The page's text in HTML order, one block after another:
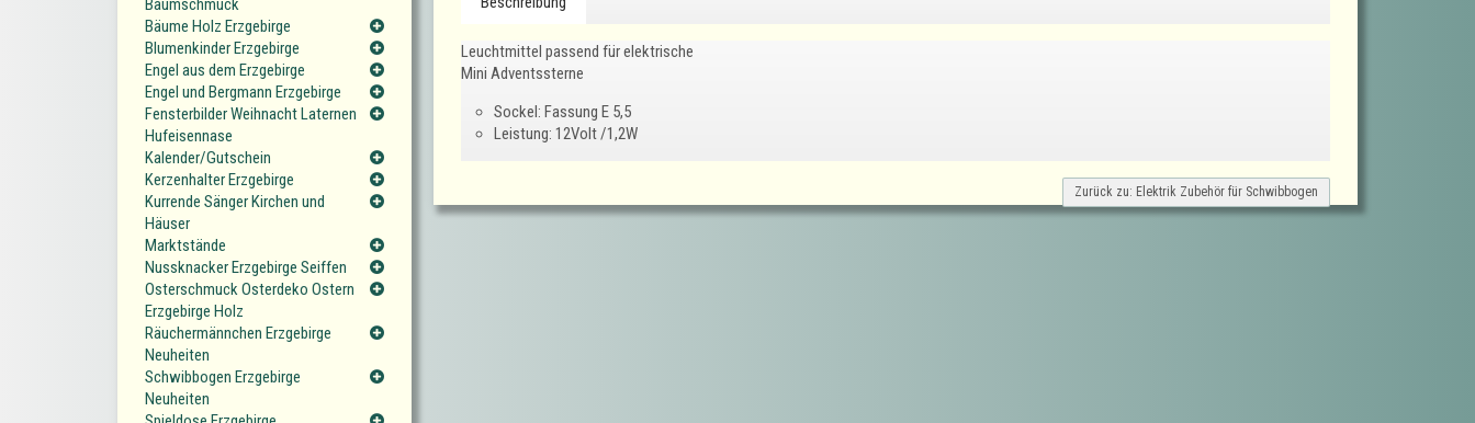
Leuchtmittel passend für elektrische
Mini Adventssterne
Sockel: Fassung E 5,5
Leistung: 12Volt /1,2W
Zurück zu: Elektrik Zubehör für Schwibbogen
Baumschmuck
Bäume Holz Erzgebirge
Blumenkinder Erzgebirge
Engel aus dem Erzgebirge
Engel und Bergmann Erzgebirge
Fensterbilder Weihnacht Laternen
Hufeisennase
Kalender/Gutschein
Kerzenhalter Erzgebirge
Kurrende Sänger Kirchen und
Häuser
Marktstände
Nussknacker Erzgebirge Seiffen
Osterschmuck Osterdeko Ostern
Erzgebirge Holz
Räuchermännchen Erzgebirge
Neuheiten
Schwibbogen Erzgebirge
Neuheiten